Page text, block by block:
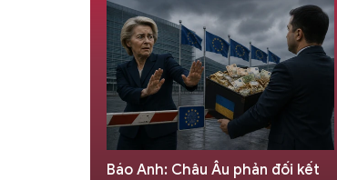
Quốc gia Đông Nam Á khởi đóng